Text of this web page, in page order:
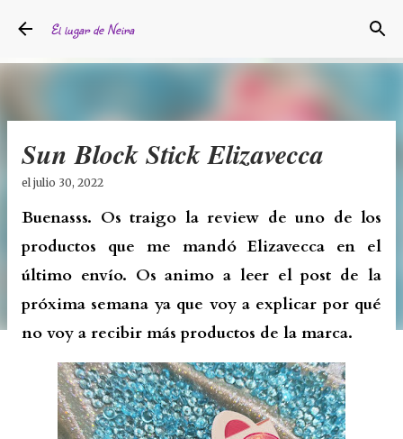
El lugar de Neira
Sun Block Stick Elizavecca
el julio 30, 2022
Buenasss. Os traigo la review de uno de los
productos que me mandó Elizavecca en el
último envío. Os animo a leer el post de la
próxima semana ya que voy a explicar por qué
no voy a recibir más productos de la marca.